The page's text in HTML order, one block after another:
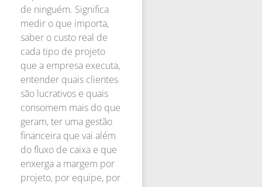
de ninguém. Significa
medir o que importa,
saber o custo real de
cada tipo de projeto
que a empresa executa,
entender quais clientes
são lucrativos e quais
consomem mais do que
geram, ter uma gestão
financeira que vai além
do fluxo de caixa e que
enxerga a margem por
projeto, por equipe, por